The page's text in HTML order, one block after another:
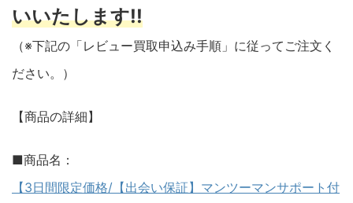
いいたします!!
（※下記の「レビュー買取申込み手順」に従ってご注文く
ださい。）
【商品の詳細】
■商品名：
【3日間限定価格/【出会い保証】マンツーマンサポート付